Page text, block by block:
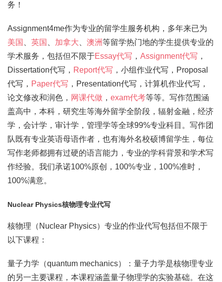
务！
Assignment4me作为专业的留学生服务机构，多年来已为
美国
英国 加拿大 澳洲等留学热门地的学生提供专业的
学术服务，包括但不限于Essay代写 ， Assignment代写 ，
Dissertation代写， Report代写 ，小组作业代写，Proposal
代写， Paper代写 ，Presentation代写，计算机作业代写，
论文修改和润色， 网课代做 ， exam代考等等。写作范围涵
盖高中，本科，研究生等海外留学全阶段，辐射金融，经济
学，会计学，审计学，管理学等全球99%专业科目。写作团
队既有专业英语母语作者，也有海外名校硕博留学生，每位
写作老师都拥有过硬的语言能力，专业的学科背景和学术写
作经验。我们承诺100%原创，100%专业，100%准时，
100%满意。
Nuclear Physics核物理专业代写
核物理（Nuclear Physics）专业的作业代写包括但不限于
以下课程：
量子力学（quantum mechanics）：量子力学是核物理专业
的另一主要课程，本课程涵盖量子物理学的实验基础。在这